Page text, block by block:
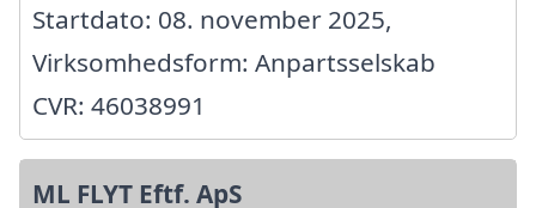
Startdato: 08. november 2025,
Virksomhedsform: Anpartsselskab
CVR: 46038991
ML FLYT Eftf. ApS